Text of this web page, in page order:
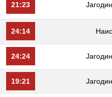
21:23
24:14
24:24
19:21